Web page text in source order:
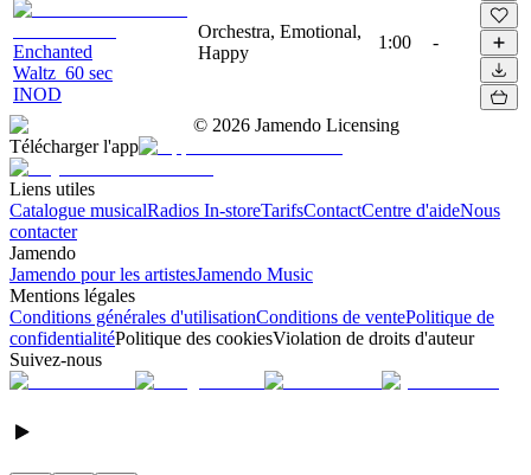
Enchanted
Waltz_60 sec
INOD
Orchestra, Emotional,
Happy
1:00 -
© 2026 Jamendo Licensing
Télécharger l'app
Liens utiles
Catalogue musicalRadios In-storeTarifsContactCentre d'aideNous
contacter
Jamendo
Jamendo pour les artistesJamendo Music
Mentions légales
Conditions générales d'utilisationConditions de ventePolitique de
confidentialitéPolitique des cookiesViolation de droits d'auteur
Suivez-nous